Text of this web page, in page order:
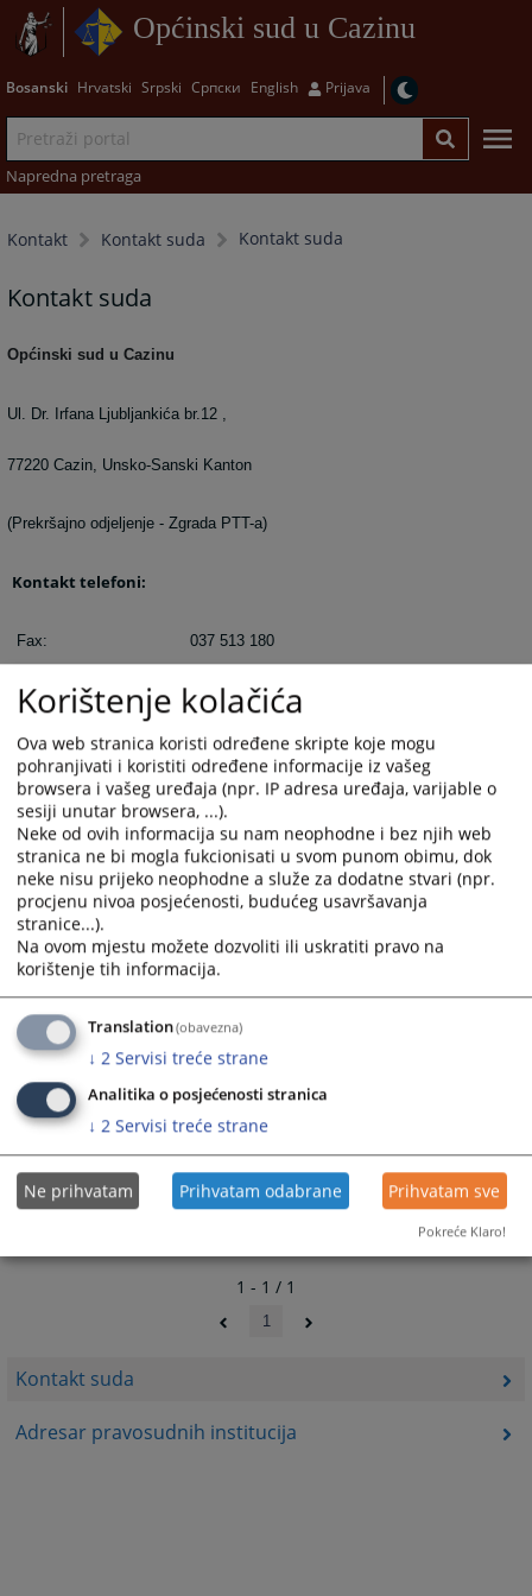
Općinski sud u Cazinu
Bosanski Hrvatski Srpski Српски English Prijava
Napredna pretraga
Kontakt Kontakt suda Kontakt suda
Kontakt suda
Adresar pravosudnih institucija
Kontakt suda
Općinski sud u Cazinu
Ul. Dr. Irfana Ljubljankića br.12 ,
77220 Cazin, Unsko-Sanski Kanton
(Prekršajno odjeljenje - Zgrada PTT-a)
Kontakt telefoni:
Fax: 037 513 180
Sekretar suda: 037 510 025
Zemljišnoknjižni ured: 037 539 226
Prekršajno odjeljene: 037 514 045
Centrala: 037 514 019
Računovodstvo:
E-mail adresa:opsud-cazin@pravosudje.ba
9882PREGLEDA
1 - 1 / 1
1
Korištenje kolačića
Ova web stranica koristi određene skripte koje mogu
pohranjivati i koristiti određene informacije iz vašeg
browsera i vašeg uređaja (npr. IP adresa uređaja, varijable o
sesiji unutar browsera, ...).
Neke od ovih informacija su nam neophodne i bez njih web
stranica ne bi mogla fukcionisati u svom punom obimu, dok
neke nisu prijeko neophodne a služe za dodatne stvari (npr.
procjenu nivoa posjećenosti, budućeg usavršavanja
stranice...).
Na ovom mjestu možete dozvoliti ili uskratiti pravo na
korištenje tih informacija.
Translation(obavezna)
↓ 2 Servisi treće strane
Analitika o posjećenosti stranica
↓ 2 Servisi treće strane
Ne prihvatam Prihvatam odabrane Prihvatam sve
Pokreće Klaro!